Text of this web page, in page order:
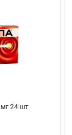
24 шт